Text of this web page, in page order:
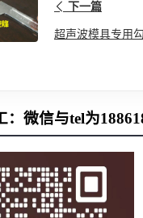
下一篇
超声波模具专用
：微信与tel为